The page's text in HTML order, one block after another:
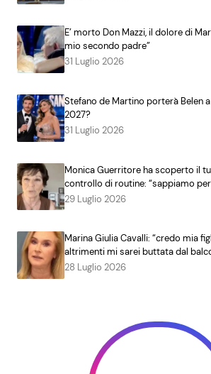
E’ morto Don Mazzi, il dolore di
mio secondo padre”
31 Luglio 2026
Stefano de Martino porterà Belen
2027?
31 Luglio 2026
Monica Guerritore ha scoperto il
controllo di routine: “sappiamo
29 Luglio 2026
Marina Giulia Cavalli: “credo mia
altrimenti mi sarei buttata dal
28 Luglio 2026